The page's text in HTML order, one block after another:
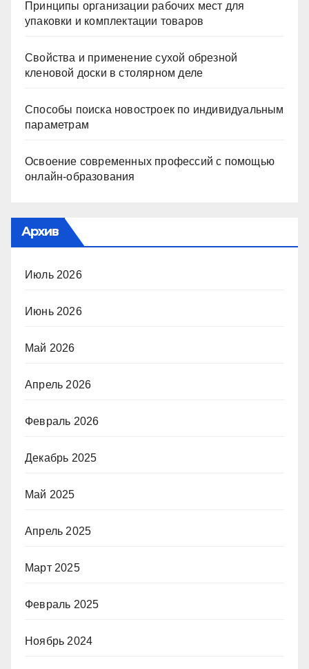
Принципы организации рабочих мест для
упаковки и комплектации товаров
Свойства и применение сухой обрезной
кленовой доски в столярном деле
Способы поиска новостроек по индивидуальным
параметрам
Освоение современных профессий с помощью
онлайн-образования
Архив
Июль 2026
Июнь 2026
Май 2026
Апрель 2026
Февраль 2026
Декабрь 2025
Май 2025
Апрель 2025
Март 2025
Февраль 2025
Ноябрь 2024